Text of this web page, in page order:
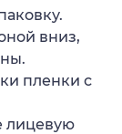
вниз,
пленки с
лицевую